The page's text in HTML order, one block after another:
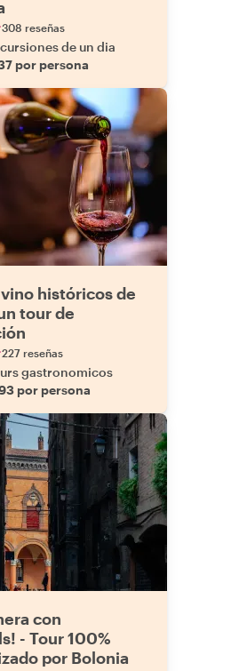
308 reseñas
de un dia
por persona
históricos de
tour de
227 reseñas
gastronomicos
por persona
con
- Tour 100%
por Bolonia